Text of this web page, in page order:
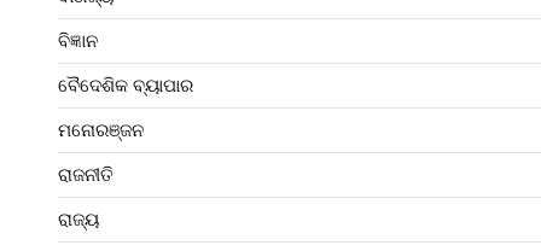
ବିଜ୍ଞାନ
ବୈଦେଶିକ ବ୍ୟାପାର
ମନୋରଞ୍ଜନ
ରାଜନୀତି
ରାଜ୍ୟ